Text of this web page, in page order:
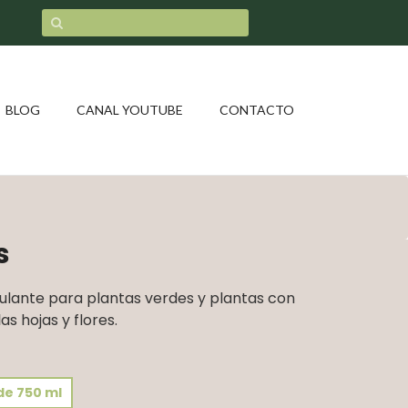
BLOG CANAL YOUTUBE CONTACTO
para plantas verdes y plantas con
hojas y flores.
750 ml